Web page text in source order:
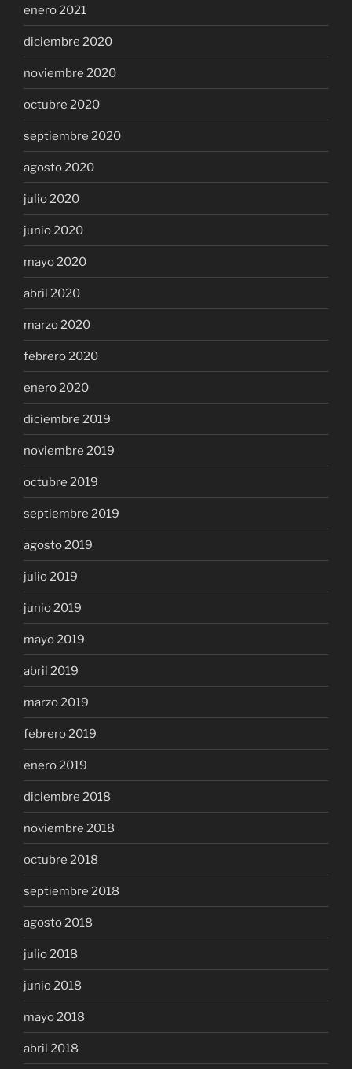
enero 2021
diciembre 2020
noviembre 2020
octubre 2020
septiembre 2020
agosto 2020
julio 2020
junio 2020
mayo 2020
abril 2020
marzo 2020
febrero 2020
enero 2020
diciembre 2019
noviembre 2019
octubre 2019
septiembre 2019
agosto 2019
julio 2019
junio 2019
mayo 2019
abril 2019
marzo 2019
febrero 2019
enero 2019
diciembre 2018
noviembre 2018
octubre 2018
septiembre 2018
agosto 2018
julio 2018
junio 2018
mayo 2018
abril 2018